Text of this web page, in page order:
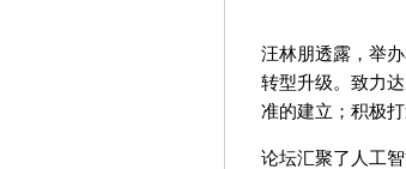
汪林朋透露，举
转型升级。致力
准的建立；积极
论坛汇聚了人工